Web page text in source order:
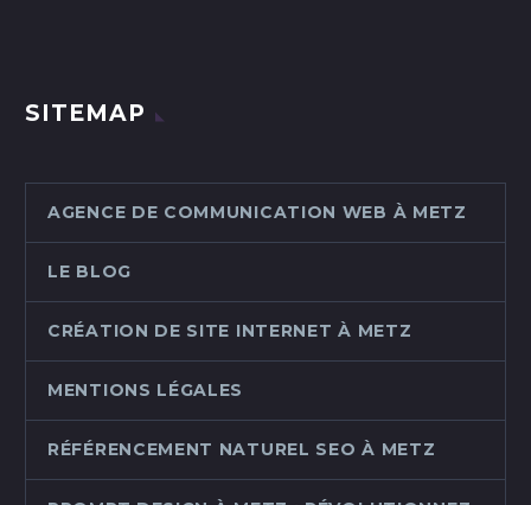
SITEMAP
AGENCE DE COMMUNICATION WEB À METZ
LE BLOG
CRÉATION DE SITE INTERNET À METZ
MENTIONS LÉGALES
RÉFÉRENCEMENT NATUREL SEO À METZ